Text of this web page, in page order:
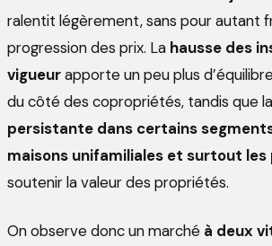
ralentit légèrement, sans pour autant
progression des prix. La hausse des
vigueurapporte un peu plus
du côté des copropriétés, tandis que la
persistante dans certains
maisons unifamiliales et surtout les
soutenir la valeur des propriétés.
On observe donc un marché à deux